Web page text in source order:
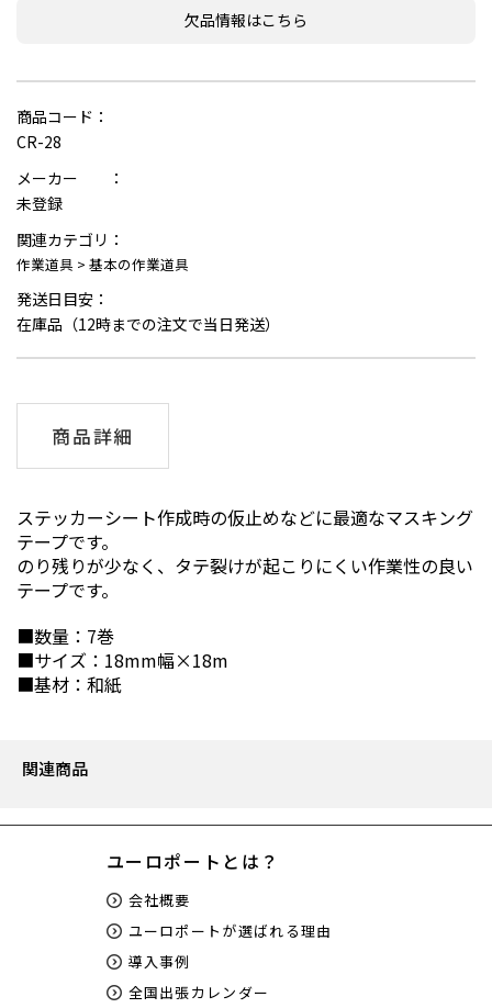
欠品情報はこちら
商品コード：
CR-28
メーカー ：
未登録
関連カテゴリ：
作業道具 > 基本の作業道具
発送日目安：
在庫品（12時までの注文で当日発送）
商品詳細
ステッカーシート作成時の仮止めなどに最適なマスキング
テープです。
のり残りが少なく、タテ裂けが起こりにくい作業性の良い
テープです。
■数量：7巻
■サイズ：18mm幅×18m
■基材：和紙
関連商品
ユーロポートとは？
会社概要
ユーロポートが選ばれる理由
導入事例
全国出張カレンダー